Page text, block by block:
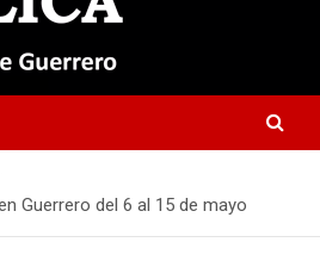
Guerrero del 6 al 15 de mayo